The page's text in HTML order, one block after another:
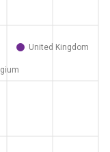
United Kingdom